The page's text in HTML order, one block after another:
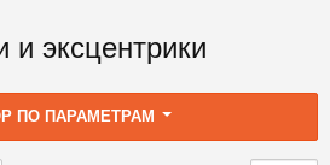
и эксцентрики
ПО ПАРАМЕТРАМ